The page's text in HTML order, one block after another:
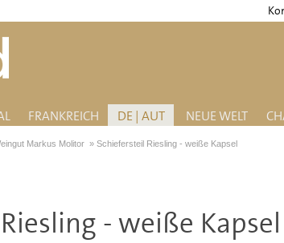
FRANKREICH DE | AUT NEUE WELT
Markus Molitor »Schiefersteil Riesling - weiße Kapsel
- weiße